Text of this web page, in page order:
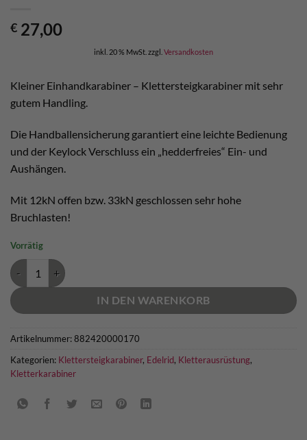
€ 27,00
inkl. 20 % MwSt. zzgl. Versandkosten
Kleiner Einhandkarabiner – Klettersteigkarabiner mit sehr
gutem Handling.
Die Handballensicherung garantiert eine leichte Bedienung
und der Keylock Verschluss ein „hedderfreies“ Ein- und
Aushängen.
Mit 12kN offen bzw. 33kN geschlossen sehr hohe
Bruchlasten!
Vorrätig
Edelrid DSG Triton Einhandkarabiner Menge
IN DEN WARENKORB
Artikelnummer:882420000170
Kategorien: Klettersteigkarabiner, Edelrid, Kletterausrüstung,
Kletterkarabiner